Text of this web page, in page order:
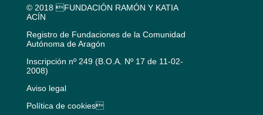
© 2018 FUNDACIÓN RAMÓN Y KATIA
ACÍN
Registro de Fundaciones de la Comunidad
Autónoma de Aragón
Inscripción nº 249 (B.O.A. Nº 17 de 11-02-
2008)
Aviso legal
Política de cookies